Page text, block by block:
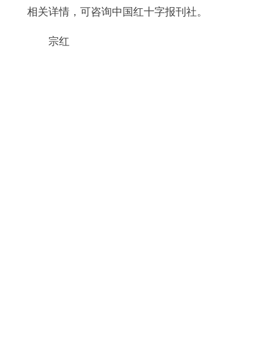
相关详情，可咨询中国红十字报刊社。
宗红